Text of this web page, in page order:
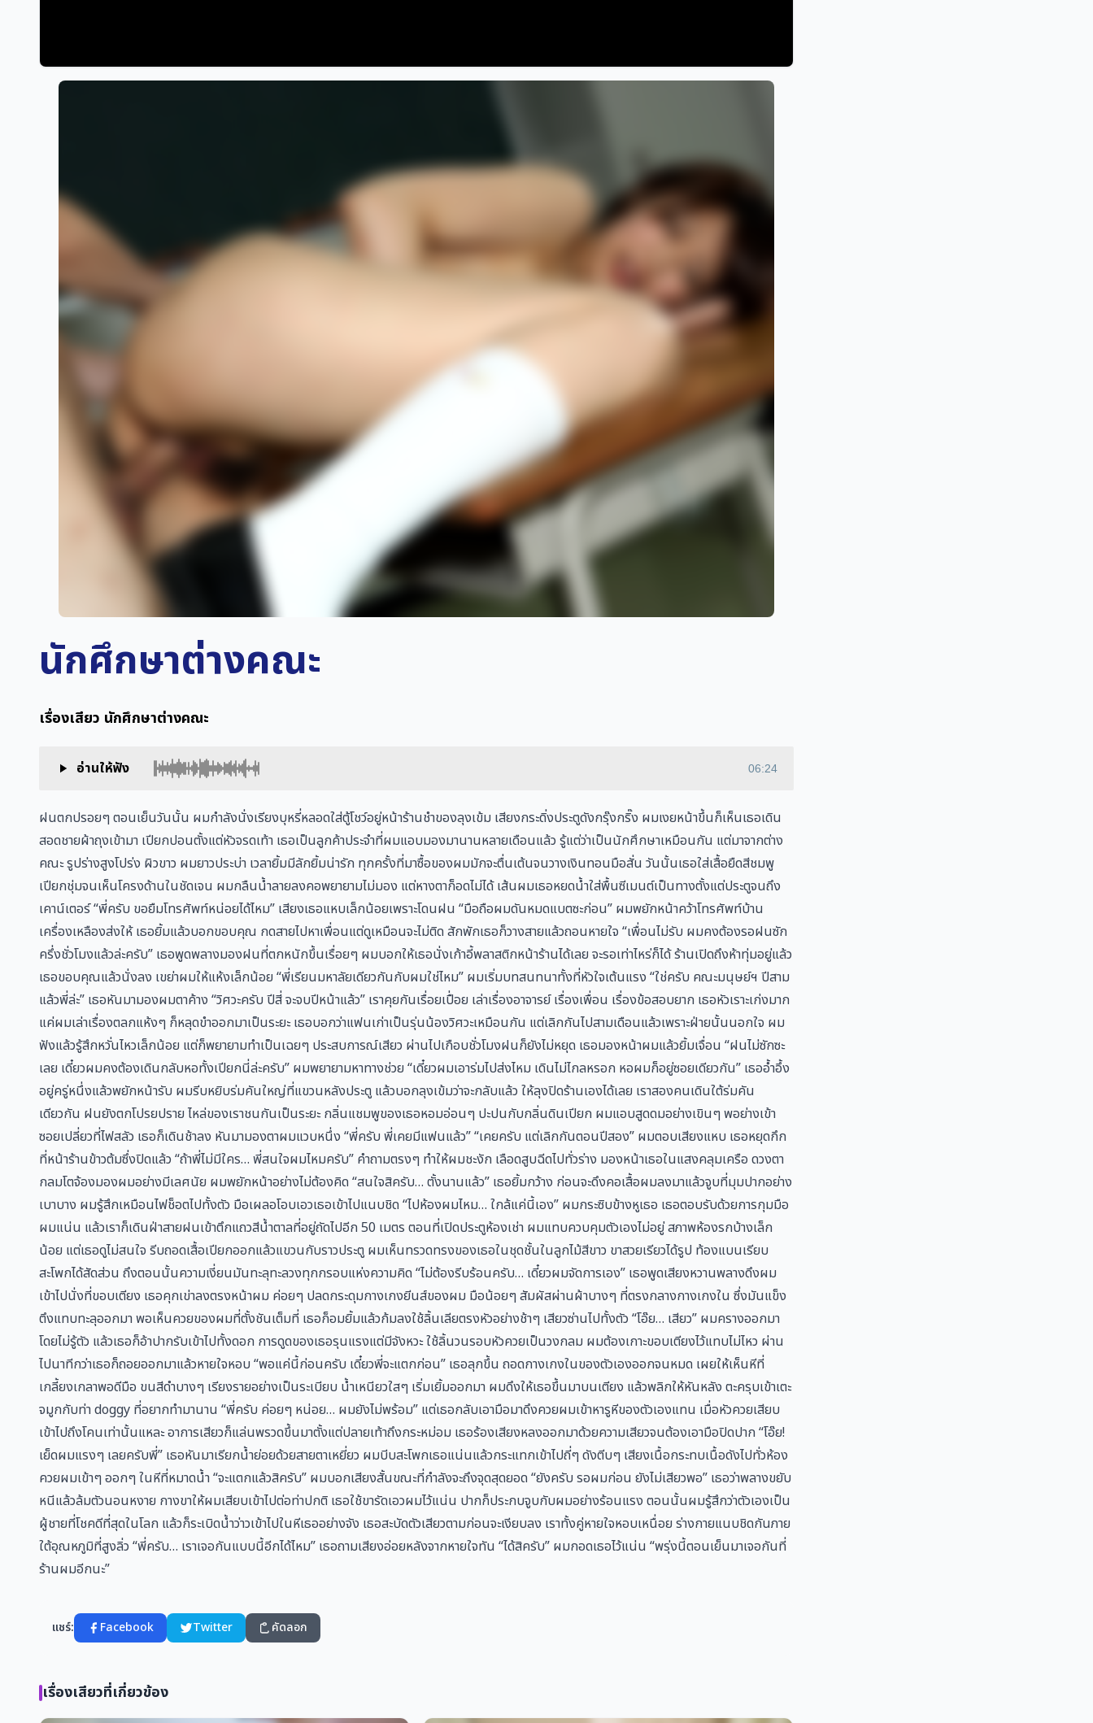
นักศึกษาต่างคณะ
เรื่องเสียว นักศึกษาต่างคณะ
อ่านให้ฟัง 06:24
ฝนตกปรอยๆ ตอนเย็นวันนั้น ผมกำลังนั่งเรียงบุหรี่หลอดใส่ตู้โชว์อยู่หน้าร้านชำของลุงเข้ม เสียงกระดิ่งประตูดังกรุ๊งกริ๊ง ผมเงยหน้าขึ้นก็เห็นเธอเดิน
สอดชายผ้าถุงเข้ามา เปียกปอนตั้งแต่หัวจรดเท้า เธอเป็นลูกค้าประจำที่ผมแอบมองมานานหลายเดือนแล้ว รู้แต่ว่าเป็นนักศึกษาเหมือนกัน แต่มาจากต่าง
คณะ รูปร่างสูงโปร่ง ผิวขาว ผมยาวประบ่า เวลายิ้มมีลักยิ้มน่ารัก ทุกครั้งที่มาซื้อของผมมักจะตื่นเต้นจนวางเงินทอนมือสั่น วันนั้นเธอใส่เสื้อยืดสีชมพู
เปียกชุ่มจนเห็นโครงด้านในชัดเจน ผมกลืนน้ำลายลงคอพยายามไม่มอง แต่หางตาก็อดไม่ได้ เส้นผมเธอหยดน้ำใส่พื้นซีเมนต์เป็นทางตั้งแต่ประตูจนถึง
เคาน์เตอร์ “พี่ครับ ขอยืมโทรศัพท์หน่อยได้ไหม” เสียงเธอแหบเล็กน้อยเพราะโดนฝน “มือถือผมดันหมดแบตซะก่อน” ผมพยักหน้าคว้าโทรศัพท์บ้าน
เครื่องเหลืองส่งให้ เธอยิ้มแล้วบอกขอบคุณ กดสายไปหาเพื่อนแต่ดูเหมือนจะไม่ติด สักพักเธอก็วางสายแล้วถอนหายใจ “เพื่อนไม่รับ ผมคงต้องรอฝนซัก
ครึ่งชั่วโมงแล้วล่ะครับ” เธอพูดพลางมองฝนที่ตกหนักขึ้นเรื่อยๆ ผมบอกให้เธอนั่งเก้าอี้พลาสติกหน้าร้านได้เลย จะรอเท่าไหร่ก็ได้ ร้านเปิดถึงห้าทุ่มอยู่แล้ว
เธอขอบคุณแล้วนั่งลง เขย่าผมให้แห้งเล็กน้อย “พี่เรียนมหาลัยเดียวกันกับผมใช่ไหม” ผมเริ่มบทสนทนาทั้งที่หัวใจเต้นแรง “ใช่ครับ คณะมนุษย์ฯ ปีสาม
แล้วพี่ล่ะ” เธอหันมามองผมตาค้าง “วิศวะครับ ปีสี่ จะจบปีหน้าแล้ว” เราคุยกันเรื่อยเปื่อย เล่าเรื่องอาจารย์ เรื่องเพื่อน เรื่องข้อสอบยาก เธอหัวเราะเก่งมาก
แค่ผมเล่าเรื่องตลกแห้งๆ ก็หลุดขำออกมาเป็นระยะ เธอบอกว่าแฟนเก่าเป็นรุ่นน้องวิศวะเหมือนกัน แต่เลิกกันไปสามเดือนแล้วเพราะฝ่ายนั้นนอกใจ ผม
ฟังแล้วรู้สึกหวั่นไหวเล็กน้อย แต่ก็พยายามทำเป็นเฉยๆ ประสบการณ์เสียว ผ่านไปเกือบชั่วโมงฝนก็ยังไม่หยุด เธอมองหน้าผมแล้วยิ้มเจื่อน “ฝนไม่ซักซะ
เลย เดี๋ยวผมคงต้องเดินกลับหอทั้งเปียกนี่ล่ะครับ” ผมพยายามหาทางช่วย “เดี๋ยวผมเอาร่มไปส่งไหม เดินไม่ไกลหรอก หอผมก็อยู่ซอยเดียวกัน” เธออ้ำอึ้ง
อยู่ครู่หนึ่งแล้วพยักหน้ารับ ผมรีบหยิบร่มคันใหญ่ที่แขวนหลังประตู แล้วบอกลุงเข้มว่าจะกลับแล้ว ให้ลุงปิดร้านเองได้เลย เราสองคนเดินใต้ร่มคัน
เดียวกัน ฝนยังตกโปรยปราย ไหล่ของเราชนกันเป็นระยะ กลิ่นแชมพูของเธอหอมอ่อนๆ ปะปนกับกลิ่นดินเปียก ผมแอบสูดดมอย่างเขินๆ พอย่างเข้า
ซอยเปลี่ยวที่ไฟสลัว เธอก็เดินช้าลง หันมามองตาผมแวบหนึ่ง “พี่ครับ พี่เคยมีแฟนแล้ว” “เคยครับ แต่เลิกกันตอนปีสอง” ผมตอบเสียงแหบ เธอหยุดกึก
ที่หน้าร้านข้าวต้มซึ่งปิดแล้ว “ถ้าพี่ไม่มีใคร… พี่สนใจผมไหมครับ” คำถามตรงๆ ทำให้ผมชะงัก เลือดสูบฉีดไปทั่วร่าง มองหน้าเธอในแสงคลุมเครือ ดวงตา
กลมโตจ้องมองผมอย่างมีเลศนัย ผมพยักหน้าอย่างไม่ต้องคิด “สนใจสิครับ… ตั้งนานแล้ว” เธอยิ้มกว้าง ก่อนจะดึงคอเสื้อผมลงมาแล้วจูบที่มุมปากอย่าง
เบาบาง ผมรู้สึกเหมือนไฟช็อตไปทั้งตัว มือเผลอโอบเอวเธอเข้าไปแนบชิด “ไปห้องผมไหม… ใกล้แค่นี้เอง” ผมกระซิบข้างหูเธอ เธอตอบรับด้วยการกุมมือ
ผมแน่น แล้วเราก็เดินฝ่าสายฝนเข้าตึกแถวสีน้ำตาลที่อยู่ถัดไปอีก 50 เมตร ตอนที่เปิดประตูห้องเช่า ผมแทบควบคุมตัวเองไม่อยู่ สภาพห้องรกบ้างเล็ก
น้อย แต่เธอดูไม่สนใจ รีบถอดเสื้อเปียกออกแล้วแขวนกับราวประตู ผมเห็นทรวดทรงของเธอในชุดชั้นในลูกไม้สีขาว ขาสวยเรียวได้รูป ท้องแบนเรียบ
สะโพกได้สัดส่วน ถึงตอนนั้นความเงี่ยนมันทะลุทะลวงทุกกรอบแห่งความคิด “ไม่ต้องรีบร้อนครับ… เดี๋ยวผมจัดการเอง” เธอพูดเสียงหวานพลางดึงผม
เข้าไปนั่งที่ขอบเตียง เธอคุกเข่าลงตรงหน้าผม ค่อยๆ ปลดกระดุมกางเกงยีนส์ของผม มือน้อยๆ สัมผัสผ่านผ้าบางๆ ที่ตรงกลางกางเกงใน ซึ่งมันแข็ง
ตึงแทบทะลุออกมา พอเห็นควยของผมที่ตั้งชันเต็มที่ เธอก็อมยิ้มแล้วก้มลงใช้ลิ้นเลียตรงหัวอย่างช้าๆ เสียวซ่านไปทั้งตัว “โอ๊ย… เสียว” ผมครางออกมา
โดยไม่รู้ตัว แล้วเธอก็อ้าปากรับเข้าไปทั้งดอก การดูดของเธอรุนแรงแต่มีจังหวะ ใช้ลิ้นวนรอบหัวควยเป็นวงกลม ผมต้องเกาะขอบเตียงไว้แทบไม่ไหว ผ่าน
ไปนาทีกว่าเธอก็ถอยออกมาแล้วหายใจหอบ “พอแค่นี้ก่อนครับ เดี๋ยวพี่จะแตกก่อน” เธอลุกขึ้น ถอดกางเกงในของตัวเองออกจนหมด เผยให้เห็นหีที่
เกลี้ยงเกลาพอดีมือ ขนสีดำบางๆ เรียงรายอย่างเป็นระเบียบ น้ำเหนียวใสๆ เริ่มเยิ้มออกมา ผมดึงให้เธอขึ้นมาบนเตียง แล้วพลิกให้หันหลัง ตะครุบเข้าเตะ
จมูกกับท่า doggy ที่อยากทำมานาน “พี่ครับ ค่อยๆ หน่อย… ผมยังไม่พร้อม” แต่เธอกลับเอามือมาดึงควยผมเข้าหารูหีของตัวเองแทน เมื่อหัวควยเสียบ
เข้าไปถึงโคนเท่านั้นแหละ อาการเสียวก็แล่นพรวดขึ้นมาตั้งแต่ปลายเท้าถึงกระหม่อม เธอร้องเสียงหลงออกมาด้วยความเสียวจนต้องเอามือปิดปาก “โอ๊ย!
เย็ดผมแรงๆ เลยครับพี่” เธอหันมาเรียกน้ำย่อยด้วยสายตาเหยี่ยว ผมบีบสะโพกเธอแน่นแล้วกระแทกเข้าไปถี่ๆ ดังตีบๆ เสียงเนื้อกระทบเนื้อดังไปทั่วห้อง
ควยผมเข้าๆ ออกๆ ในหีที่หมาดน้ำ “จะแตกแล้วสิครับ” ผมบอกเสียงสั้นขณะที่กำลังจะถึงจุดสุดยอด “ยังครับ รอผมก่อน ยังไม่เสียวพอ” เธอว่าพลางขยับ
หนีแล้วล้มตัวนอนหงาย กางขาให้ผมเสียบเข้าไปต่อท่าปกติ เธอใช้ขารัดเอวผมไว้แน่น ปากก็ประกบจูบกับผมอย่างร้อนแรง ตอนนั้นผมรู้สึกว่าตัวเองเป็น
ผู้ชายที่โชคดีที่สุดในโลก แล้วก็ระเบิดน้ำว่าวเข้าไปในหีเธออย่างจัง เธอสะบัดตัวเสียวตามก่อนจะเงียบลง เราทั้งคู่หายใจหอบเหนื่อย ร่างกายแนบชิดกันภาย
ใต้อุณหภูมิที่สูงลิ่ว “พี่ครับ… เราเจอกันแบบนี้อีกได้ไหม” เธอถามเสียงอ่อยหลังจากหายใจทัน “ได้สิครับ” ผมกอดเธอไว้แน่น “พรุ่งนี้ตอนเย็นมาเจอกันที่
ร้านผมอีกนะ”
แชร์: Facebook Twitter คัดลอก
เรื่องเสียวที่เกี่ยวข้อง